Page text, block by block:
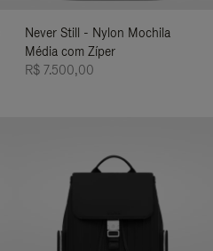
Never Still - Nylon Mochila
Média com Zíper
R$ 7.500,00